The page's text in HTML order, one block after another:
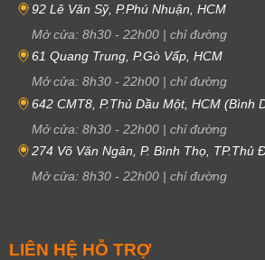
92 Lê Văn Sỹ, P.Phú Nhuận, HCM
Mở cửa: 8h30 - 22h00 | chỉ đường
61 Quang Trung, P.Gò Vấp, HCM
Mở cửa: 8h30 - 22h00 | chỉ đường
642 CMT8, P.Thủ Dầu Một, HCM (Bình
Mở cửa: 8h30 - 22h00 | chỉ đường
274 Võ Văn Ngân, P. Bình Thọ, TP.Thủ
Mở cửa: 8h30 - 22h00 | chỉ đường
LIÊN HỆ HỖ TRỢ